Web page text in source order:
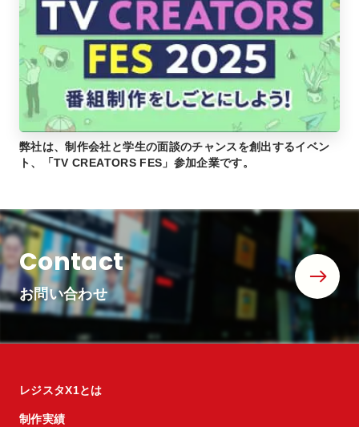
弊社は、制作会社と学生の面談のチャンスを創出するイベン
ト、「TV CREATORS FES」参加企業です。
Contact
お問い合わせ
レジスタX1とは
制作実績